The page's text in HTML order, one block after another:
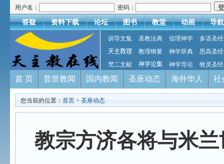
用户名： 密码：
答疑 资料下载 论坛 图书 教堂 动画 导航
训导文集 圣教法典 信理神学
多语圣经
天主教理
教理纲要 神学辞典
思高圣经
梵二文献
神学论集 神学导论 牧灵圣经
首 页 普世教闻 国内教闻 圣座动态 海外华人 社
您当前的位置： 首页 > 圣座动态
教宗方济各将与米